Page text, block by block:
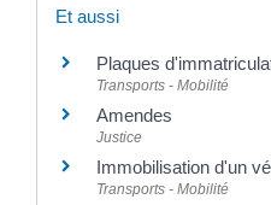
Et aussi
Plaques
Transports - Mobilité
Amendes
Justice
Immobilisation d'un
Transports - Mobilité